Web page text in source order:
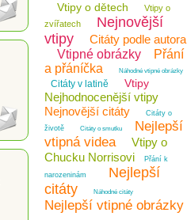
Vtipy o dětech
Vtipy o
zvířatech
Nejnovější
vtipy
Citáty podle autora
Vtipné obrázky
Přání
a přáníčka
Náhodné vtipné obrázky
Citáty v latině Vtipy
Nejhodnocenější vtipy
Nejnovější citáty
Citáty o
životě
Citáty o smutku
Nejlepší
vtipná videa
Vtipy o
Chucku Norrisovi
Přání k
narozeninám
Nejlepší
citáty
Náhodné citáty
Nejlepší vtipné obrázky